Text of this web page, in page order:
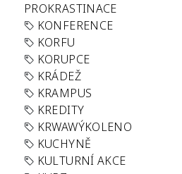
PROKRASTINACE
KONFERENCE
KORFU
KORUPCE
KRÁDEŽ
KRAMPUS
KREDITY
KRWAWÝKOLENO
KUCHYNĚ
KULTURNÍ AKCE